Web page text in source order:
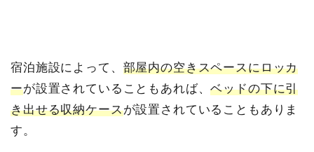
宿泊施設によって、 部屋内の空きスペースにロッカ
ーが設置されていることもあれば、ベッドの下に引
き出せる収納ケースが設置されていることもありま
す。